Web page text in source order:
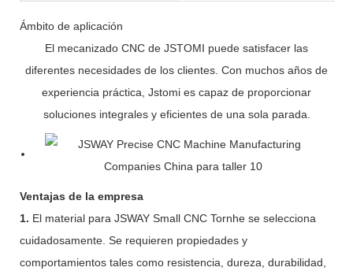
Ámbito de aplicación
El mecanizado CNC de JSTOMI puede satisfacer las
diferentes necesidades de los clientes. Con muchos años de
experiencia práctica, Jstomi es capaz de proporcionar
soluciones integrales y eficientes de una sola parada.
Ventajas de la empresa
1. El material para JSWAY Small CNC Tornhe se selecciona
cuidadosamente. Se requieren propiedades y
comportamientos tales como resistencia, dureza, durabilidad,